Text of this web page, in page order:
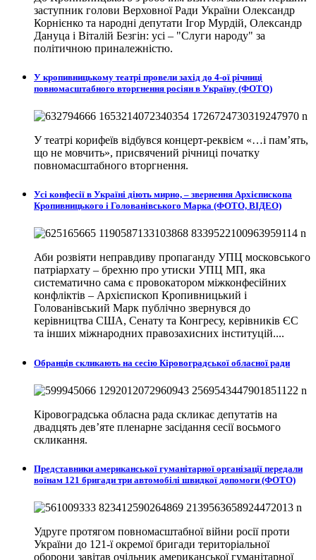
заступник голови Верховної Ради України Олександр
Корнієнко та народні депутати Ігор Мурдій, Олександр
Дануца і Віталій Безгін: усі – "Слуги народу" за
політичною приналежністю.
У кропивницькому театрі провели захід до 4-ої річниці
повномасштабного вторгнення росіян в Україну (ФОТО)
У театрі корифеїв відбувся концерт-реквієм «…і пам’ять,
що не мовчить», присвячений річниці початку
повномасштабного вторгнення.
Усі конфесії в Україні діють мирно, – звернення Архієпископа
Кропивницького і Голованівського Марка (ФОТО, ВІДЕО)
Аби розвіяти неправдиву пропаганду УПЦ московського
патріархату – брехню про утиски УПЦ МП, яка
систематично сама є провокатором міжконфесійних
конфліктів – Архієпископ Кропивницький і
Голованівський Марк публічно звернувся до
керівництва США, Сенату та Конгресу, керівників ЄС
та інших міжнародних правозахисних інституцій....
Обранців скликають на сесію Кіровоградської обласної ради
Кіровоградська обласна рада скликає депутатів на
двадцять дев’яте пленарне засідання сесії восьмого
скликання.
Представники американської гуманітарної організації передали
воїнам 121 бригади три автомобілі швидкої допомоги (ФОТО)
Удруге протягом повномасштабної війни росії проти
України до 121-ї окремої бригади територіальної
оборони завітав очільник американської гуманітарної